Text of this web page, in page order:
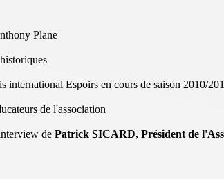
Plane
Espoirs en cours de saison 2010/
de l'association
de Patrick SICARD, Président de